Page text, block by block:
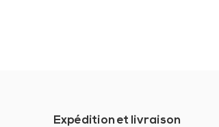
Expédition et livraison